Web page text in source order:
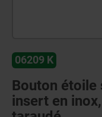
06209 K
Bouton étoile
insert en